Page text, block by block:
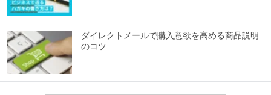
ダイレクトメールで購入意欲を高める商品説明
のコツ